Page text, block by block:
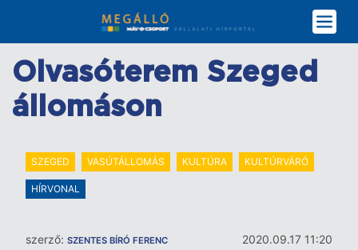
tartalomra
Olvasóterem Szeged
állomáson
SZEGED VASÚTÁLLOMÁS KULTÚRA KULTÚRVÁRÓ
HÍRVONAL
2020.09.17 11:20
szerző: SZENTES BÍRÓ FERENC